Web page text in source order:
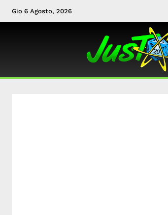
Gio 6 Agosto, 2026